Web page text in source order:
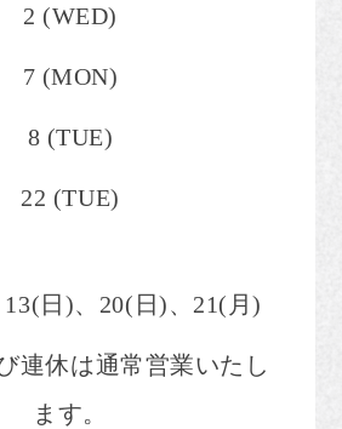
2 (WED)
7 (MON)
8 (TUE)
22 (TUE)
日)、20(日)、21(月)
連休は通常営業いたし
ます。